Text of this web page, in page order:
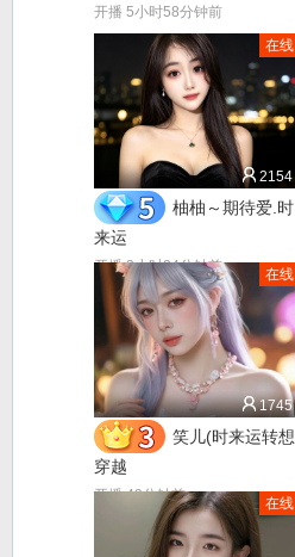
开播 5小时58分钟前
2154
在线
柚柚～期待爱.时
来运
开播 3小时24分钟前
1745
在线
笑儿(时来运转想
穿越
开播 49分钟前 在线